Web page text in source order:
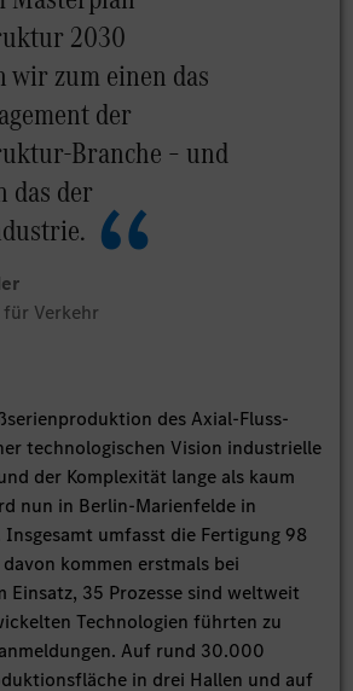
2030
zum einen das
der
Branche – und
das der
Verkehr
des Axial-Fluss-
technologischen Vision industrielle
der Komplexität lange als kaum
nun in Berlin-Marienfelde in
umfasst die Fertigung 98
kommen erstmals bei
Einsatz, 35 Prozesse sind weltweit
Technologien führten zu
Auf rund 30.000
in drei Hallen und auf